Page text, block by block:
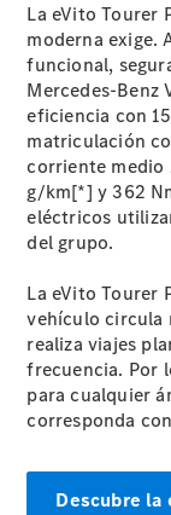
La eVito Tourer
moderna exige.
funcional,
Mercedes-Benz
eficiencia con
matriculación
corriente medio
g/km[*] y 362
eléctricos
del grupo.
La eVito Tourer
vehículo circula
realiza viajes
frecuencia. Por
para cualquier
corresponda
Descubre la